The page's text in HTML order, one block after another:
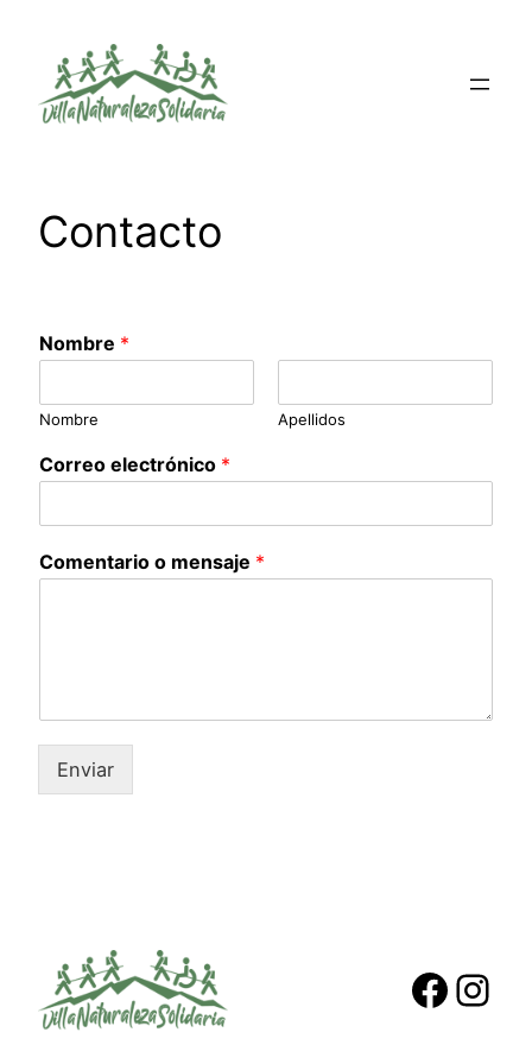
contenido
Contacto
Nombre *
Nombre Apellidos
Correo electrónico *
Comentario o mensaje *
Enviar
https://